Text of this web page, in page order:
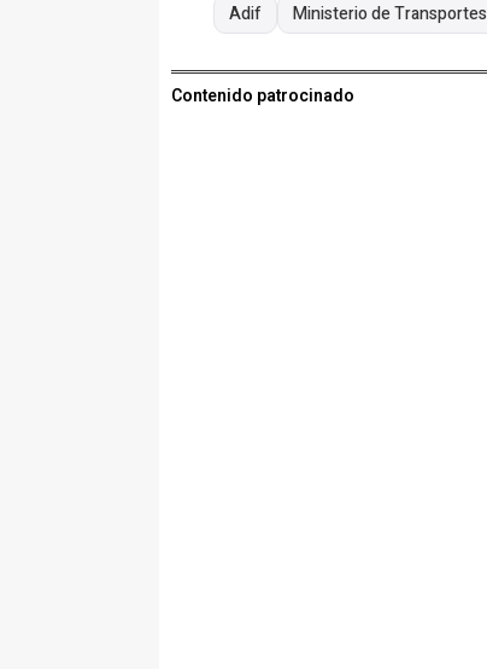
Adif Ministerio de Transportes
Contenido patrocinado